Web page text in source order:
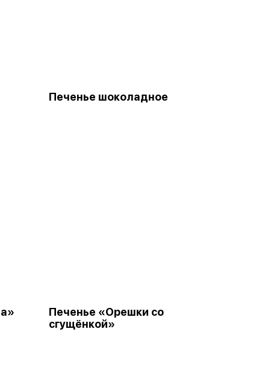
Печенье шоколадное
Печенье «Орешки со
сгущёнкой»